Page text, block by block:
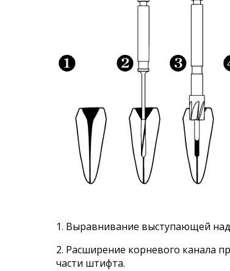
1. Выравнивание выступающей
2. Расширение корневого канала
части штифта.